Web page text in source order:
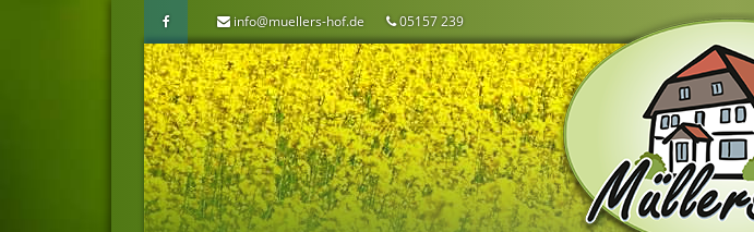
info@muellers-hof.de 05157 239